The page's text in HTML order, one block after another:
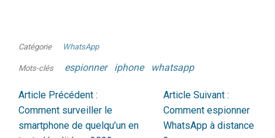
Catégorie WhatsApp
Mots-clés espionner iphone whatsapp
Article Précédent :
Comment surveiller le
smartphone de quelqu’un en
Article Suivant :
Comment espionner
WhatsApp à distance